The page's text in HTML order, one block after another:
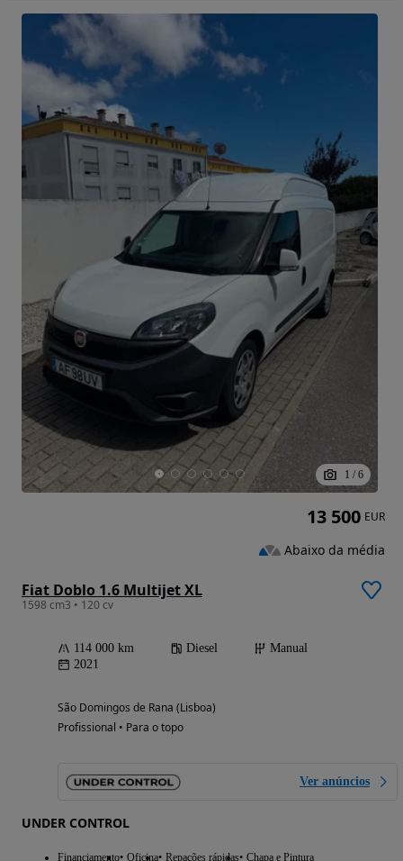
1 / 6
Fiat Doblo 1.6 Multijet XL
1598 cm3 • 120 cv
114 000 km Diesel
Manual
2021
São Domingos de Rana (Lisboa)
Profissional • Para o topo
Ver anúncios
UNDER CONTROL
Financiamento Oficina Repações rápidas Chapa e Pintura
13 500 EUR
Abaixo da média